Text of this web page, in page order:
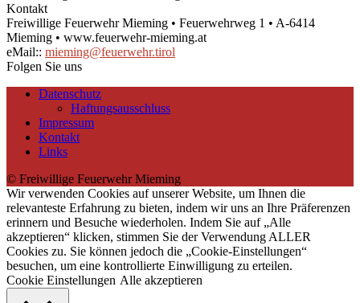
Kontakt
Freiwillige Feuerwehr Mieming • Feuerwehrweg 1 • A-6414
Mieming • www.feuerwehr-mieming.at
eMail:: mieming@feuerwehr.tirol
Folgen Sie uns
Datenschutz
Haftungsausschluss
Impressum
Kontakt
Links
© Freiwillige Feuerwehr Mieming
Wir verwenden Cookies auf unserer Website, um Ihnen die
relevanteste Erfahrung zu bieten, indem wir uns an Ihre Präferenzen
erinnern und Besuche wiederholen. Indem Sie auf „Alle
akzeptieren“ klicken, stimmen Sie der Verwendung ALLER
Cookies zu. Sie können jedoch die „Cookie-Einstellungen“
besuchen, um eine kontrollierte Einwilligung zu erteilen.
Cookie Einstellungen Alle akzeptieren